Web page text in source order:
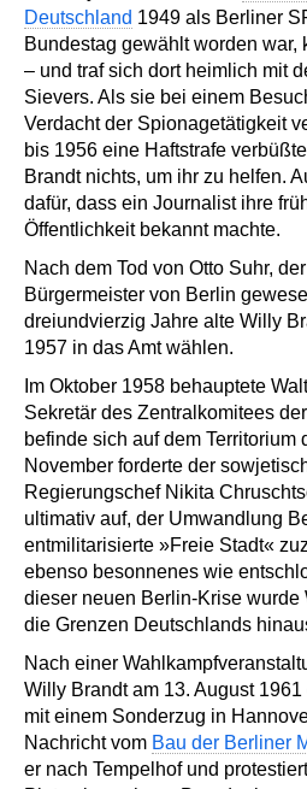
Deutschland 1949 als Berliner
Bundestag gewählt worden war,
– und traf sich dort heimlich mit
Sievers. Als sie bei einem
Verdacht der Spionagetätigkeit
bis 1956 eine Haftstrafe
Brandt nichts, um ihr zu helfen.
dafür, dass ein Journalist ihre
Öffentlichkeit bekannt machte.
Nach dem Tod von Otto Suhr,
Bürgermeister von Berlin
dreiundvierzig Jahre alte Willy
1957 in das Amt wählen.
Im Oktober 1958 behauptete
Sekretär des Zentralkomitees
befinde sich auf dem Territorium
November forderte der
Regierungschef Nikita
ultimativ auf, der Umwandlung
entmilitarisierte »Freie Stadt«
ebenso besonnenes wie
dieser neuen Berlin-Krise wurde
die Grenzen Deutschlands
Nach einer
Willy Brandt am 13. August
mit einem Sonderzug in
Nachricht vom Bau der Berliner
er nach Tempelhof und